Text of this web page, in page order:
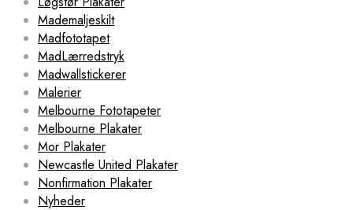
Mademaljeskilt
Madfototapet
MadLærredstryk
Madwallstickerer
Malerier
Melbourne Fototapeter
Melbourne Plakater
Mor Plakater
Newcastle United Plakater
Nonfirmation Plakater
Nyheder